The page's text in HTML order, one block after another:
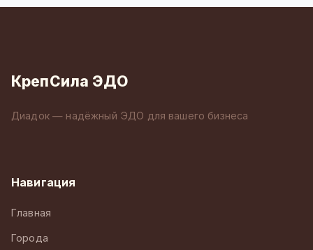
КрепСила ЭДО
Диадок — надёжный ЭДО для вашего бизнеса
Навигация
Главная
Города